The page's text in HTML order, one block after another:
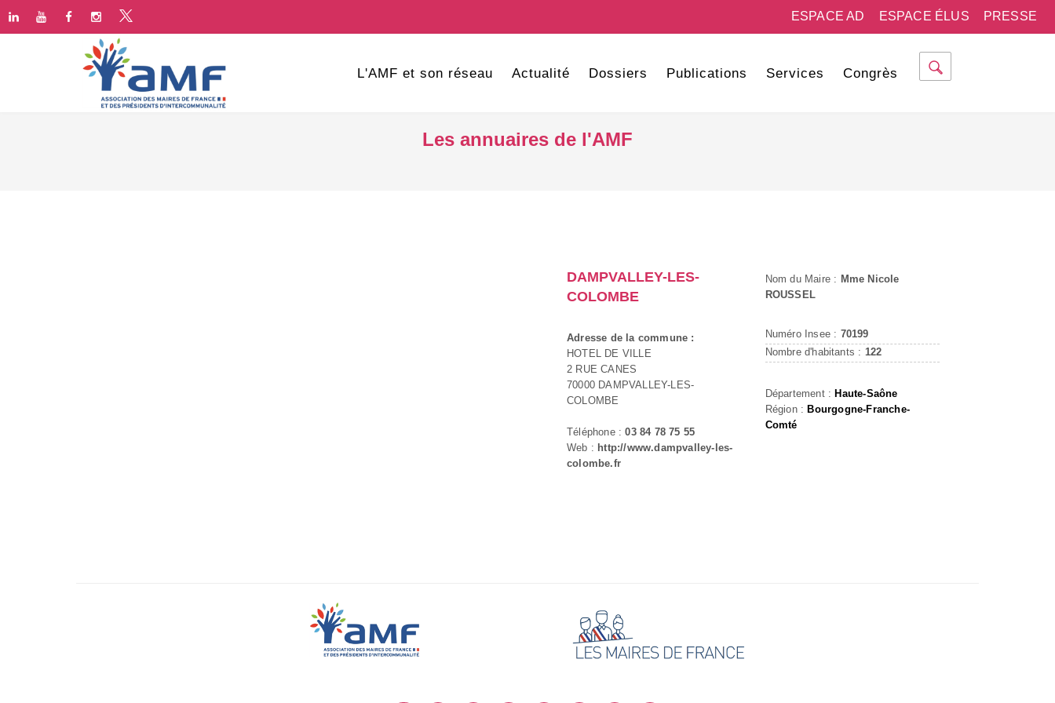
PRESSE
ESPACE ÉLUS
ESPACE AD
L'AMF et son réseau Actualité Dossiers Publications Services Congrès
Les annuaires de l'AMF
DAMPVALLEY-LES-
COLOMBE
Adresse de la commune :
HOTEL DE VILLE
2 RUE CANES
70000 DAMPVALLEY-LES-
COLOMBE
Téléphone :03 84 78 75 55
Web : http://www.dampvalley-les-
colombe.fr
Nom du Maire : Mme Nicole
ROUSSEL
Numéro Insee : 70199
Nombre d'habitants : 122
Département :Haute-Saône
Région :Bourgogne-Franche-
Comté